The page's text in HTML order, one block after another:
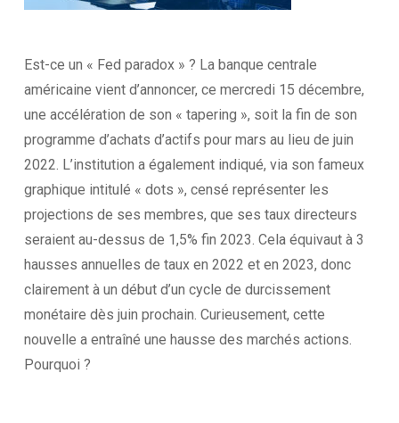
Est-ce un « Fed paradox » ? La banque centrale
américaine vient d’annoncer, ce mercredi 15 décembre,
une accélération de son « tapering », soit la fin de son
programme d’achats d’actifs pour mars au lieu de juin
2022. L’institution a également indiqué, via son fameux
graphique intitulé « dots », censé représenter les
projections de ses membres, que ses taux directeurs
seraient au-dessus de 1,5% fin 2023. Cela équivaut à 3
hausses annuelles de taux en 2022 et en 2023, donc
clairement à un début d’un cycle de durcissement
monétaire dès juin prochain. Curieusement, cette
nouvelle a entraîné une hausse des marchés actions.
Pourquoi ?